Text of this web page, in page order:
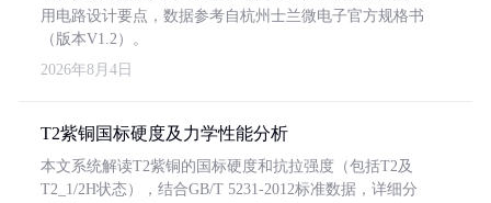
用电路设计要点，数据参考自杭州士兰微电子官方规格书
（版本V1.2）。
2026年8月4日
T2紫铜国标硬度及力学性能分析
本文系统解读T2紫铜的国标硬度和抗拉强度（包括T2及
T2_1/2H状态），结合GB/T 5231-2012标准数据，详细分